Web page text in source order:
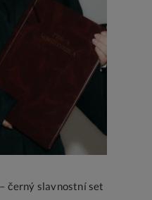
černý slavnostní set